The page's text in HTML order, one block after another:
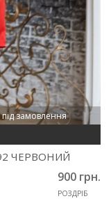
під замовлення
ЧЕРВОНИЙ
900 грн.
РОЗДРІБ